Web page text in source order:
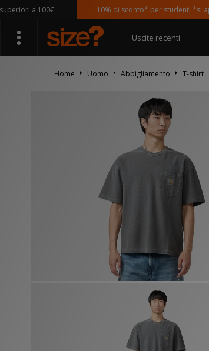
a 100€ 10% di sconto* per studenti *si
Uscite recenti
Home Uomo Abbigliamento T-shirt